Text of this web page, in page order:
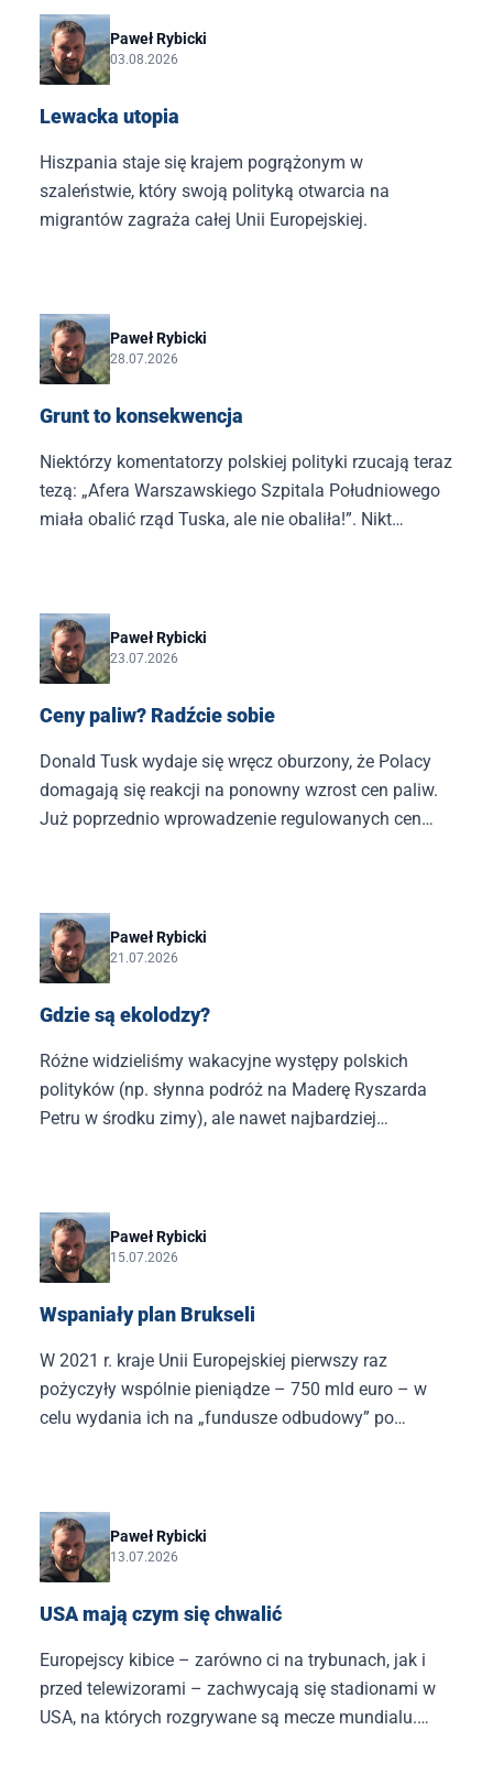
Paweł Rybicki
03.08.2026
Lewacka utopia
Hiszpania staje się krajem pogrążonym w
szaleństwie, który swoją polityką otwarcia na
migrantów zagraża całej Unii Europejskiej.
Paweł Rybicki
28.07.2026
Grunt to konsekwencja
Niektórzy komentatorzy polskiej polityki rzucają teraz
tezą: „Afera Warszawskiego Szpitala Południowego
miała obalić rząd Tuska, ale nie obaliła!”. Nikt
Paweł Rybicki
23.07.2026
Ceny paliw? Radźcie sobie
Donald Tusk wydaje się wręcz oburzony, że Polacy
domagają się reakcji na ponowny wzrost cen paliw.
Już poprzednio wprowadzenie regulowanych cen
Paweł Rybicki
21.07.2026
Gdzie są ekolodzy?
Różne widzieliśmy wakacyjne występy polskich
polityków (np. słynna podróż na Maderę Ryszarda
Petru w środku zimy), ale nawet najbardziej
Paweł Rybicki
15.07.2026
Wspaniały plan Brukseli
W 2021 r. kraje Unii Europejskiej pierwszy raz
pożyczyły wspólnie pieniądze – 750 mld euro – w
celu wydania ich na „fundusze odbudowy” po
Paweł Rybicki
13.07.2026
USA mają czym się chwalić
Europejscy kibice – zarówno ci na trybunach, jak i
przed telewizorami – zachwycają się stadionami w
USA, na których rozgrywane są mecze mundialu.